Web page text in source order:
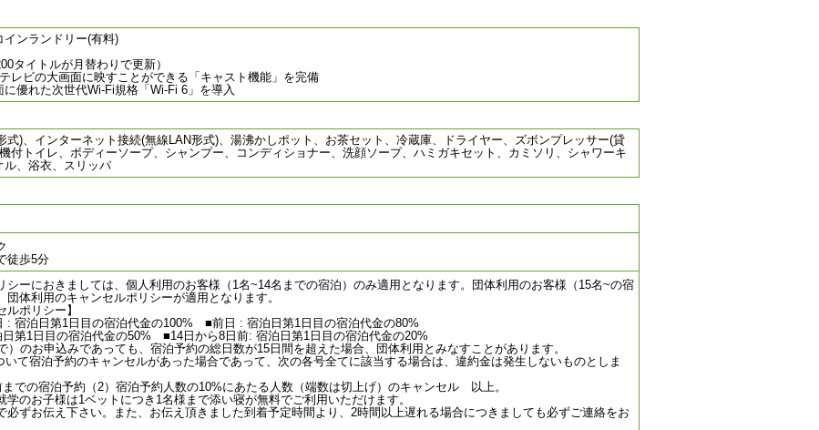
インランドリー(有料)
タイトルが月替わりで更新）
レビの大画面に映すことができる「キャスト機能」を完備
優れた次世代Wi-Fi規格「Wi-Fi 6」を導入
式)、インターネット接続(無線LAN形式)、湯沸かしポット、お茶セット、冷蔵庫、ドライヤー、ズボンプレッサー(貸
付トイレ、ボディーソープ、シャンプー、コンディショナー、洗顔ソープ、ハミガキセット、カミソリ、シャワーキ
ル、浴衣、スリッパ
徒歩5分
シーにおきましては、個人利用のお客様（1名~14名までの宿泊）のみ適用となります。団体利用のお客様（15名~の宿
団体利用のキャンセルポリシーが適用となります。
ルポリシー】
宿泊日第1日目の宿泊代金の100% ■前日 : 宿泊日第1日目の宿泊代金の80%
第1日目の宿泊代金の50% ■14日から8日前: 宿泊日第1日目の宿泊代金の20%
のお申込みであっても、宿泊予約の総日数が15日間を超えた場合、団体利用とみなすことがあります。
て宿泊予約のキャンセルがあった場合であって、次の各号全てに該当する場合は、違約金は発生しないものとしま
までの宿泊予約（2）宿泊予約人数の10%にあたる人数（端数は切上げ）のキャンセル 以上。
学のお子様は1ベットにつき1名様まで添い寝が無料でご利用いただけます。
必ずお伝え下さい。また、お伝え頂きました到着予定時間より、2時間以上遅れる場合につきましても必ずご連絡をお